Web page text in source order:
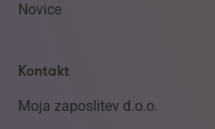
Novice
Kontakt
Moja zaposlitev d.o.o.